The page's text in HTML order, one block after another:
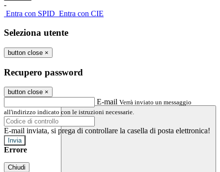
-
Entra con SPID Entra con CIE
Seleziona utente
button close ×
Recupero password
button close ×
E-mail Verrà inviato un messaggio
all'indirizzo indicato con le istruzioni necessarie.
E-mail inviata, si prega di controllare la casella di posta elettronica!
Errore
Chiudi